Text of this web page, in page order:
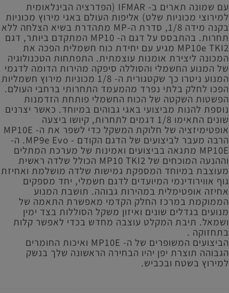
עם שמונה תארים ב- IFMAR (הפדרציה הבינלאומית
למירוצי מכוניות שלט) אליפות העולם באגי מירוץ מכוניות
בקנה מידה 1/8, סדרת ה-MP מתהדרת בשיא הצלחה ללא
תחרות. בהתבסס על דגם ה- MP10 המתקדם ביותר, דגם
MP10e TKI2 מגיע עם יחידת כוח חשמלית הפכה את
המכונה ליצירת אומנות עוצמתית. התפתחות הטכנולוגיה
של המנוע החשמלי והסוללה סיפקה מהירות הדומה לדגמי
המנוע ניטרו כך שקטגורית ה- 1/8 מכוניות מירוץ חשמליות
הפכו לחלק בלתי נפרד מהמעמד התחרותי ברחבי העולם.
הפשטות השקטה של ​​הכוח החשמלי פותחת הזדמנות
נוספת להנות מביצועי באגי גבוהים במיוחד. כאשר יצרנים
שונים התאימו 1/8 דגמים לתחרות, קיושו ביצעה
אופטימיזציה של חלוקת המשקל כדי לשפר את ה- MP10E
הרבה מעבר לביצועים של הדגם הקודם - MP9e Evo. ה-
MP10E מתגאה בביצועים ואמינות של מערכת המתלים
וההנעה המוכחים של MP10 TKI2 הכולל שלדה ראשית
מעוצבת במיוחד המספקת גמישות שלדה מושלמת ואחיזת
גוף אווירודינמי המיועדים לדגם חשמלי, יחד מספקים
אחיזה אופטימלית במהירות גבוהה. תושבת המנוע
הממוקמת במרכז החלק הקדמי מאפשרת התאמה של
מנועים בגדלים שונים ואיזון משקל הסוללות בצד ימין
ושמאל. תיבת המקלט עוצבה מחדש בכדי לאפשר קלות
בתחזוקה .
הביצועים המשופרים של ה- MP10E ואיכות החומרים
הגבוהה תוצרת יפן יהיו הבחירה הראשונה שלך בנשק
למירוץ בשטח ובכביש.